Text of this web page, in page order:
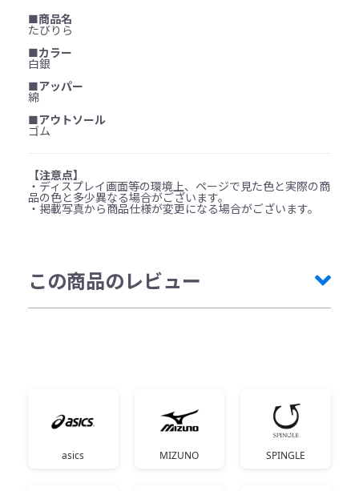
■商品名
たびりら
■カラー
白銀
■アッパー
綿
■アウトソール
ゴム
【注意点】
・ディスプレイ画面等の環境上、ページで見た色と実際の商
品の色と多少異なる場合がございます。
・掲載写真から商品仕様が変更になる場合がございます。
この商品のレビュー
asics MIZUNO SPINGLE